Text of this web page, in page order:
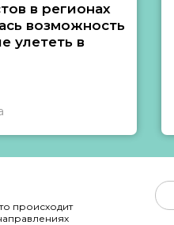
в регионах
возможность
улететь в
происходит